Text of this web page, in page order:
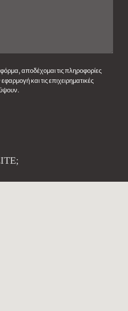
αποδέχομαι τις πληροφορίες
και τις επιχειρηματικές